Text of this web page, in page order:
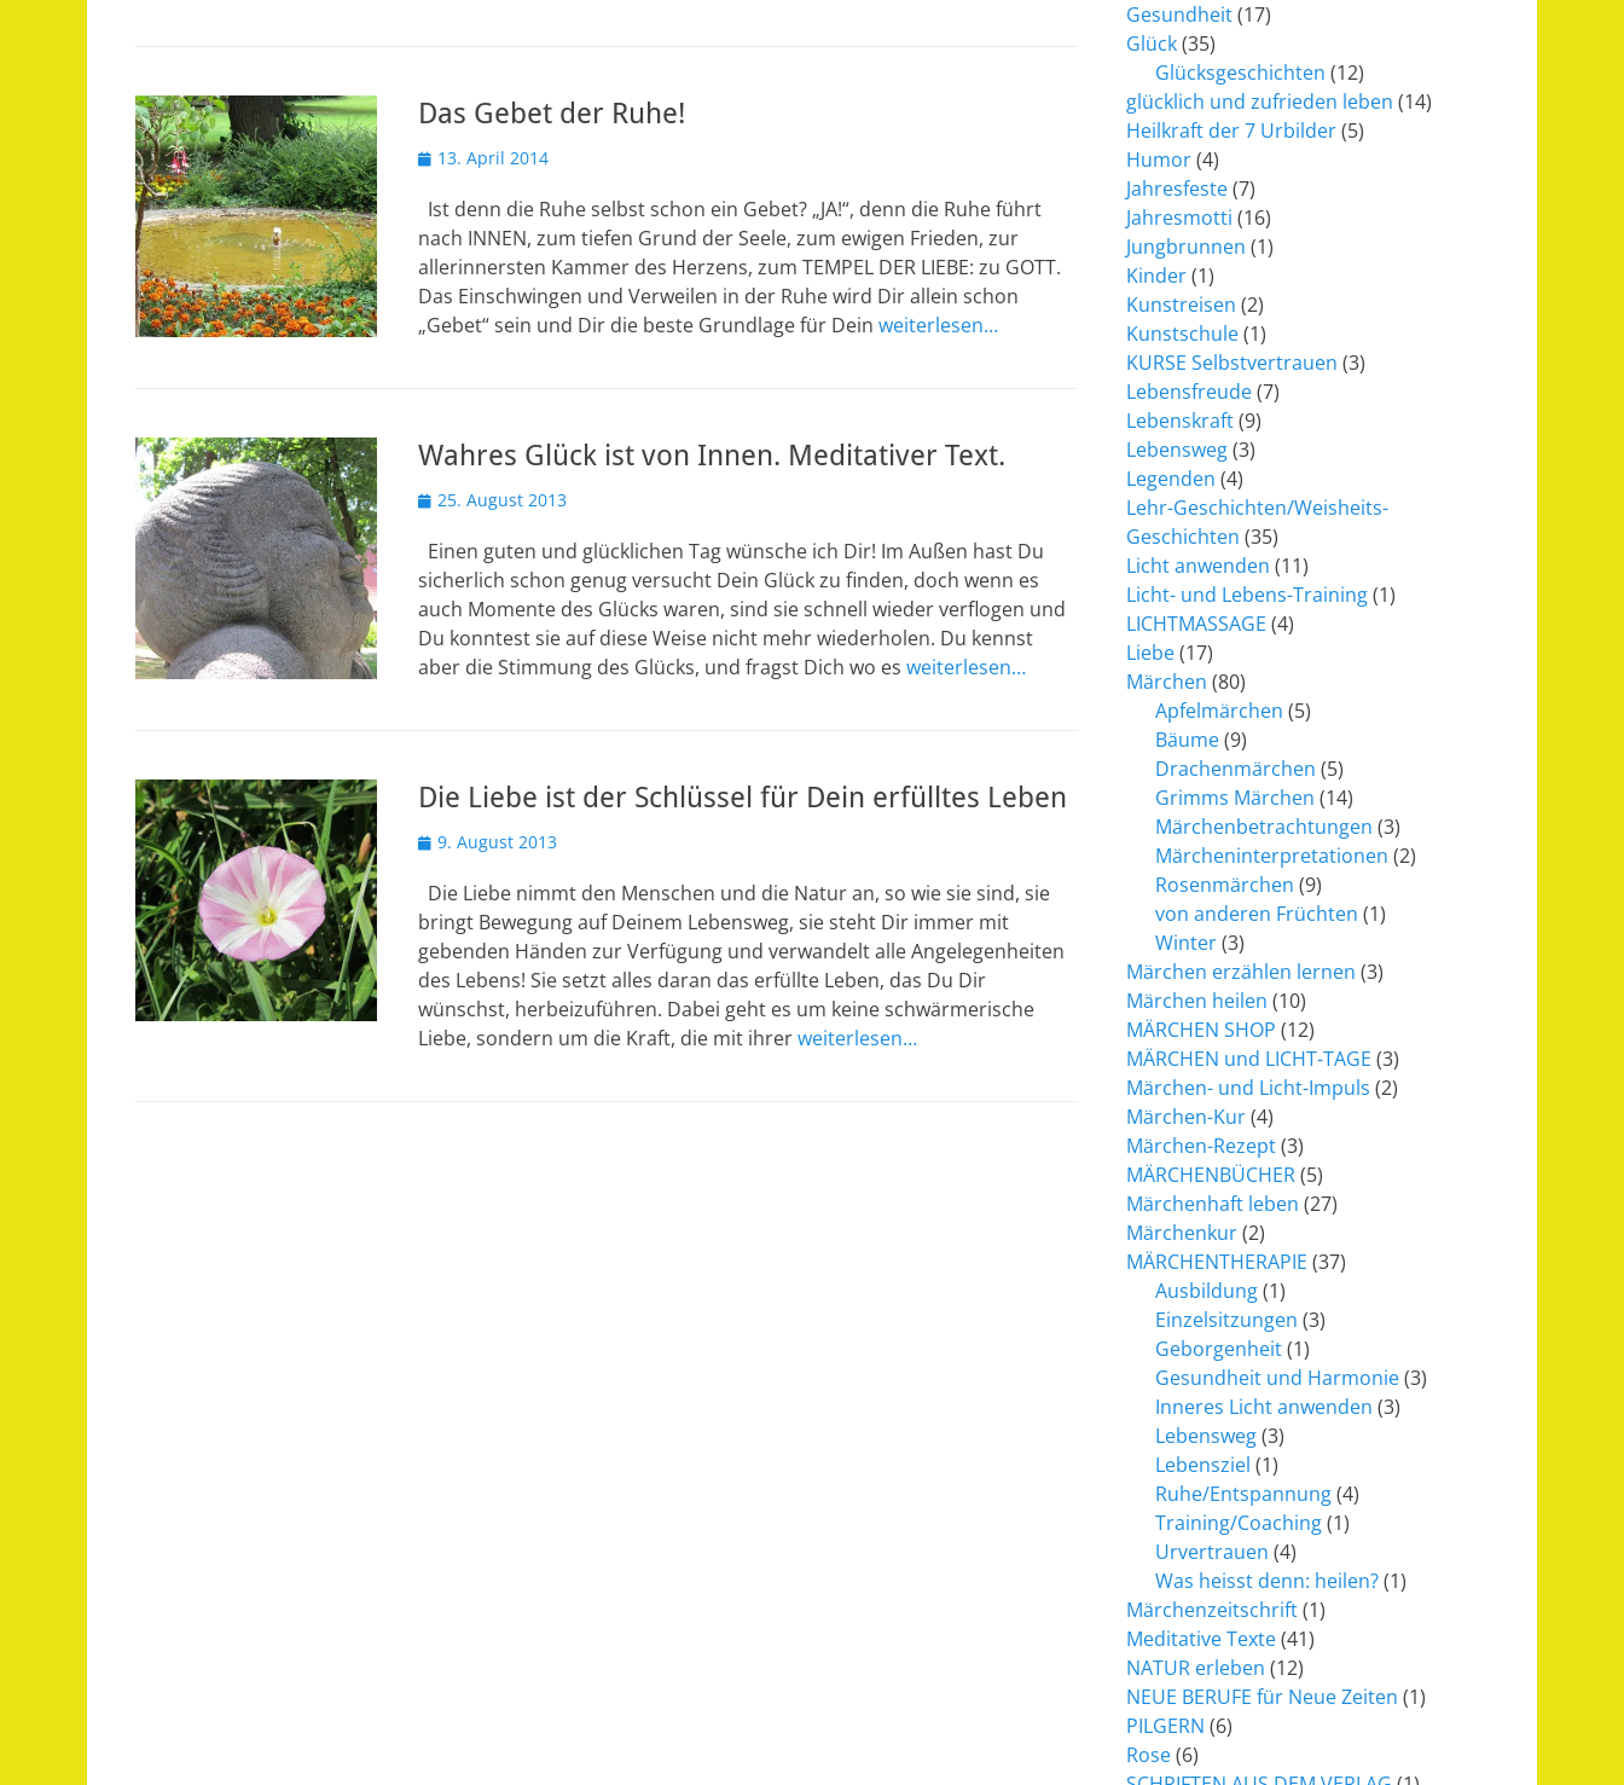
Das Gebet der Ruhe!
Veröffentlicht
13. April 2014
Ist denn die Ruhe selbst schon ein Gebet? „JA!“, denn die Ruhe führt
nach INNEN, zum tiefen Grund der Seele, zum ewigen Frieden, zur
allerinnersten Kammer des Herzens, zum TEMPEL DER LIEBE: zu GOTT.
Das Einschwingen und Verweilen in der Ruhe wird Dir allein schon
„Gebet“ sein und Dir die beste Grundlage für Dein weiterlesen…
Wahres Glück ist von Innen. Meditativer Text.
Veröffentlicht
25. August 2013
Einen guten und glücklichen Tag wünsche ich Dir! Im Außen hast Du
sicherlich schon genug versucht Dein Glück zu finden, doch wenn es
auch Momente des Glücks waren, sind sie schnell wieder verflogen und
Du konntest sie auf diese Weise nicht mehr wiederholen. Du kennst
aber die Stimmung des Glücks, und fragst Dich wo es weiterlesen…
Die Liebe ist der Schlüssel für Dein erfülltes Leben
Veröffentlicht
9. August 2013
Die Liebe nimmt den Menschen und die Natur an, so wie sie sind, sie
bringt Bewegung auf Deinem Lebensweg, sie steht Dir immer mit
gebenden Händen zur Verfügung und verwandelt alle Angelegenheiten
des Lebens! Sie setzt alles daran das erfüllte Leben, das Du Dir
wünschst, herbeizuführen. Dabei geht es um keine schwärmerische
Liebe, sondern um die Kraft, die mit ihrerweiterlesen…
Gesundheit(17)
Glück(35)
Glücksgeschichten (12)
glücklich und zufrieden leben (14)
Heilkraft der 7 Urbilder(5)
Humor(4)
Jahresfeste(7)
Jahresmotti (16)
Jungbrunnen (1)
Kinder(1)
Kunstreisen (2)
Kunstschule(1)
KURSE Selbstvertrauen (3)
Lebensfreude(7)
Lebenskraft(9)
Lebensweg(3)
Legenden (4)
Lehr-Geschichten/Weisheits-
Geschichten (35)
Licht anwenden (11)
Licht- und Lebens-Training(1)
LICHTMASSAGE (4)
Liebe(17)
Märchen (80)
Apfelmärchen (5)
Bäume(9)
Drachenmärchen (5)
Grimms Märchen (14)
Märchenbetrachtungen (3)
Märcheninterpretationen (2)
Rosenmärchen (9)
von anderen Früchten (1)
Winter(3)
Märchen erzählen lernen (3)
Märchen heilen (10)
MÄRCHEN SHOP (12)
MÄRCHEN und LICHT-TAGE (3)
Märchen- und Licht-Impuls (2)
Märchen-Kur(4)
Märchen-Rezept(3)
MÄRCHENBÜCHER(5)
Märchenhaft leben (27)
Märchenkur(2)
MÄRCHENTHERAPIE (37)
Ausbildung(1)
Einzelsitzungen (3)
Geborgenheit(1)
Gesundheit und Harmonie(3)
Inneres Licht anwenden (3)
Lebensweg(3)
Lebensziel (1)
Ruhe/Entspannung(4)
Training/Coaching(1)
Urvertrauen (4)
Was heisst denn: heilen?(1)
Märchenzeitschrift(1)
Meditative Texte(41)
NATUR erleben (12)
NEUE BERUFE für Neue Zeiten (1)
PILGERN (6)
Rose(6)